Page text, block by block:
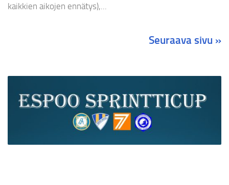
kaikkien aikojen ennätys),...
Seuraava sivu »